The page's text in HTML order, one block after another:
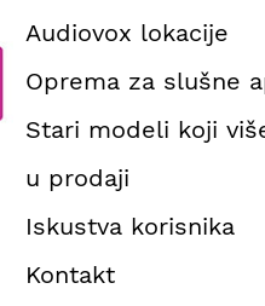
Audiovox lokacije
Oprema za slušne
Stari modeli koji
u prodaji
Iskustva korisnika
Kontakt